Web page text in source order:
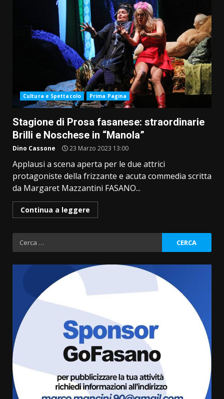
Cultura e Spettacolo Prima Pagina
Stagione di Prosa fasanese: straordinarie
Brilli e Noschese in “Manola”
Dino Cassone 23 Marzo 2023 13:00
Applausi a scena aperta per le due attrici
protagoniste della frizzante e acuta commedia scritta
da Margaret Mazzantini FASANO...
Continua a leggere
Ricerca
per:
Politiche Giovanili e Mobilità
Sostenibile: premiati gli studenti
universitari del bando “La strada
giusta”
8 Agosto 2026 07:15